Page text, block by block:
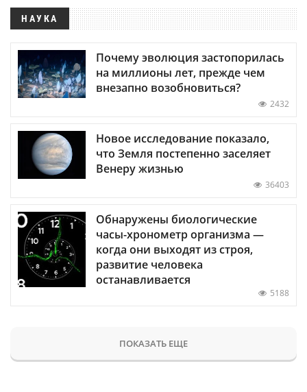
НАУКА
Почему эволюция застопорилась
на миллионы лет, прежде чем
внезапно возобновиться?
2432
Новое исследование показало,
что Земля постепенно заселяет
Венеру жизнью
36403
Обнаружены биологические
часы-хронометр организма —
когда они выходят из строя,
развитие человека
останавливается
5188
ПОКАЗАТЬ ЕЩЕ